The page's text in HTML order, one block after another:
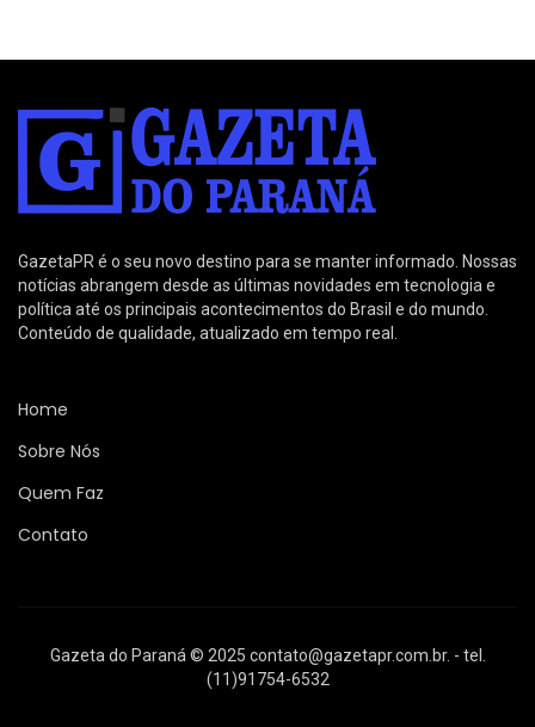
GazetaPR é o seu novo destino para se manter informado. Nossas
notícias abrangem desde as últimas novidades em tecnologia e
política até os principais acontecimentos do Brasil e do mundo.
Conteúdo de qualidade, atualizado em tempo real.
Home
Sobre Nós
Quem Faz
Contato
Gazeta do Paraná © 2025 contato@gazetapr.com.br. - tel.
(11)91754-6532